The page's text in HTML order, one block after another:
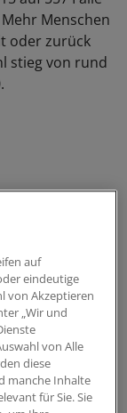
Menschen
oder zurück
stieg von rund
als 2015.
auf
eindeutige
von Akzeptieren
„Wir und
von Alle
diese
manche Inhalte
für Sie. Sie